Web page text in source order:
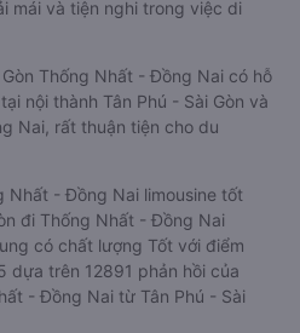
mái và tiện nghi trong việc di
Thống Nhất - Đồng Nai có hỗ
nội thành Tân Phú - Sài Gòn và
Nai, rất thuận tiện cho du
Nhất - Đồng Nai limousine tốt
đi Thống Nhất - Đồng Nai
có chất lượng Tốt với điểm
trên 12891 phản hồi của
- Đồng Nai từ Tân Phú - Sài